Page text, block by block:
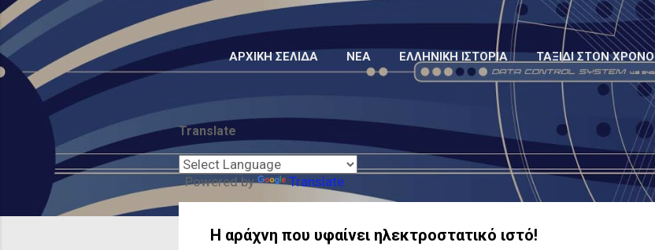
ΑΡΧΙΚΉ ΣΕΛΊΔΑ ΝΈΑ ΕΛΛΗΝΙΚΉ ΙΣΤΟΡΊΑ ΤΑΞΊΔΙ ΣΤΟΝ ΧΡΌΝΟ
Translate
Powered by Translate
Η αράχνη που υφαίνει ηλεκτροστατικό ιστό!